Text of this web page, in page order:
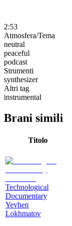
2:53
Atmosfera/Tema
neutral
peaceful
podcast
Strumenti
synthesizer
Altri tag
instrumental
Brani simili
Titolo
Technological
Documentary
Yevhen
Lokhmatov